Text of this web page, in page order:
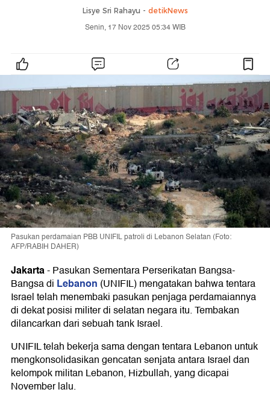
Lisye Sri Rahayu - detikNews
Senin, 17 Nov 2025 05:34 WIB
Pasukan perdamaian PBB UNIFIL patroli di Lebanon Selatan (Foto:
AFP/RABIH DAHER)
Jakarta-Pasukan Sementara Perserikatan Bangsa-
Bangsa di Lebanon (UNIFIL) mengatakan bahwa tentara
Israel telah menembaki pasukan penjaga perdamaiannya
di dekat posisi militer di selatan negara itu. Tembakan
dilancarkan dari sebuah tank Israel.
UNIFIL telah bekerja sama dengan tentara Lebanon untuk
mengkonsolidasikan gencatan senjata antara Israel dan
kelompok militan Lebanon, Hizbullah, yang dicapai
November lalu.